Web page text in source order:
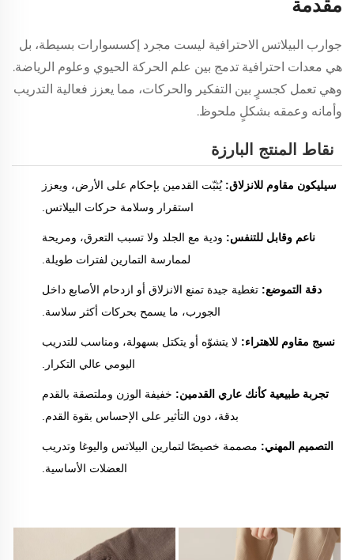
مقدمة
جوارب البيلاتس الاحترافية ليست مجرد إكسسوارات بسيطة، بل
هي معدات احترافية تدمج بين علم الحركة الحيوي وعلوم الرياضة.
وهي تعمل كجسرٍ بين التفكير والحركات، مما يعزز فعالية التدريب
وأمانه وعمقه بشكلٍ ملحوظ.
نقاط المنتج البارزة
سيليكون مقاوم للانزلاق:يُثبّت القدمين بإحكام على الأرض، ويعزز
استقرار وسلامة حركات البيلاتس.
ناعم وقابل للتنفس: ودية مع الجلد ولا تسبب التعرق، ومريحة
لممارسة التمارين لفترات طويلة.
دقة التموضع: تغطية جيدة تمنع الانزلاق أو ازدحام الأصابع داخل
الجورب، ما يسمح بحركات أكثر سلاسة.
نسيج مقاوم للاهتراء: لا يتشوّه أو يتكتل بسهولة، ومناسب للتدريب
اليومي عالي التكرار.
تجربة طبيعية كأنك عاري القدمين: خفيفة الوزن وملتصقة بالقدم
بدقة، دون التأثير على الإحساس بقوة القدم.
التصميم المهني: مصممة خصيصًا لتمارين البيلاتس واليوغا وتدريب
العضلات الأساسية.